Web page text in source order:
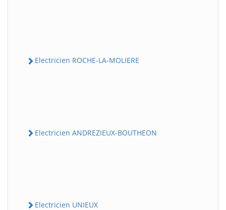
Electricien ROCHE-LA-MOLIERE
Electricien ANDREZIEUX-BOUTHEON
Electricien UNIEUX